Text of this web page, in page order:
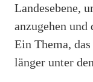
Landesebene,
anzugehen und
Ein Thema,
länger unter